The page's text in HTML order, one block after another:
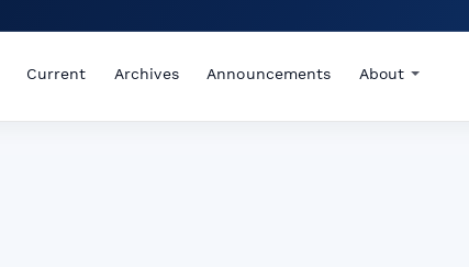
Current Archives Announcements About